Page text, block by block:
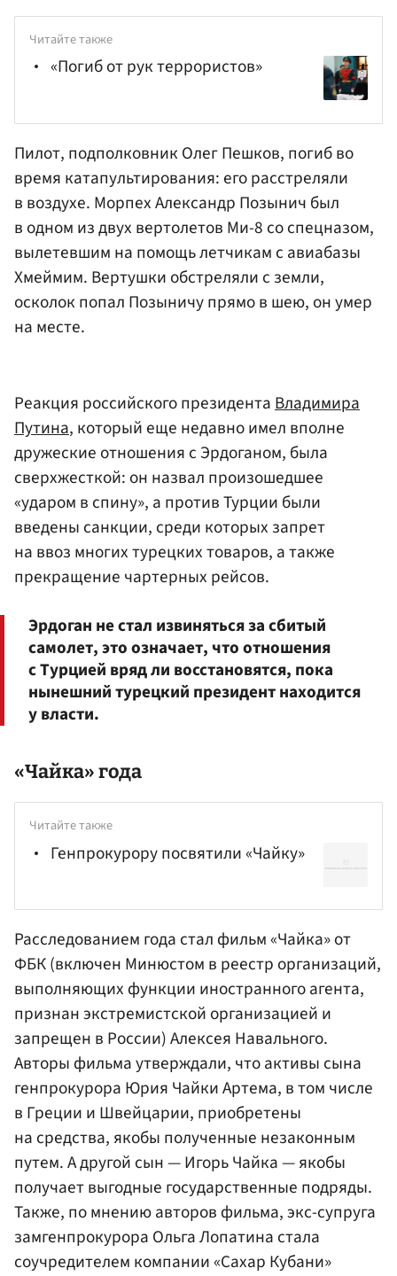
Читайте также
«Погиб от рук террористов»
Пилот, подполковник Олег Пешков, погиб во
время катапультирования: его расстреляли
в воздухе. МорпехАлександр Позынич был
в одном из двух вертолетов Ми-8 со спецназом,
вылетевшим на помощь летчикам с авиабазы
Хмеймим. Вертушки обстреляли с земли,
осколок попал Позыничу прямо в шею, он умер
на месте.
Реакция российского президентаВладимира
Путина, который еще недавно имел вполне
дружеские отношения с Эрдоганом, была
сверхжесткой: он назвал произошедшее
«ударом в спину», а против Турции были
введены санкции, среди которых запрет
на ввоз многих турецких товаров, а также
прекращение чартерных рейсов.
Эрдоган не стал извиняться за сбитый
самолет, это означает, что отношения
с Турцией вряд ли восстановятся, пока
нынешний турецкий президент находится
у власти.
«Чайка» года
Читайте также
Генпрокурору посвятили «Чайку»
Расследованием года стал фильм «Чайка» от
ФБК (включен Минюстом в реестр организаций,
выполняющих функции иностранного агента,
признан экстремистской организацией и
запрещен в России)Алексея Навального.
Авторы фильма утверждали, что активы сына
генпрокурора Юрия Чайки Артема, в том числе
в Греции и Швейцарии, приобретены
на средства, якобы полученные незаконным
путем. А другой сын —Игорь Чайка— якобы
получает выгодные государственные подряды.
Также, по мнению авторов фильма, экс-супруга
замгенпрокурора Ольга Лопатина стала
соучредителем компании «Сахар Кубани»